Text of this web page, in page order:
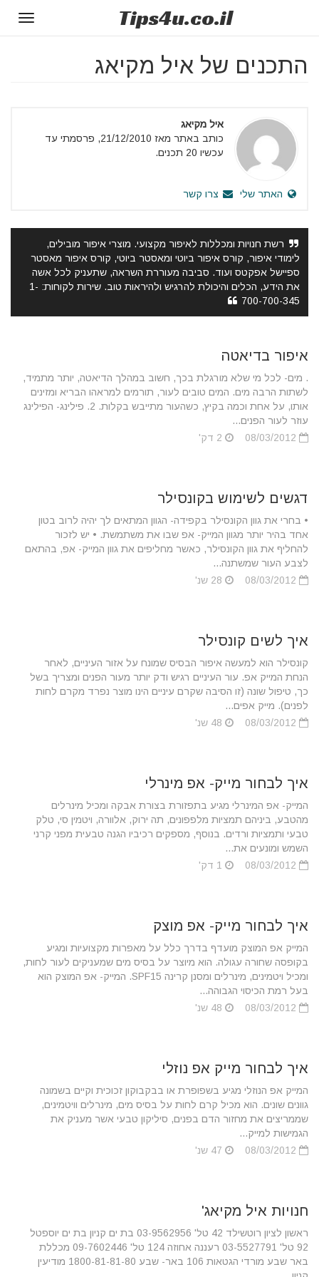
Tips4u.co.il
התכנים של איל מקיאג
איל מקיאג
כותב באתר מאז 21/12/2010, פרסמתי עד
עכשיו 20 תכנים.
האתר שלי צרו קשר
רשת חנויות ומכללות לאיפור מקצועי. מוצרי איפור מובילים,
לימודי איפור, קורס איפור ביוטי ומאסטר ביוטי, קורס איפור מאסטר
ספיישל אפקטס ועוד. סביבה מעוררת השראה, שתעניק לכל אשה
את הידע, הכלים והיכולת להרגיש ולהיראות טוב. שירות לקוחות: 1-
700-700-345
איפור בדיאטה
. מים- לכל מי שלא מורגלת בכך, חשוב במהלך הדיאטה, יותר מתמיד,
לשתות הרבה מים. המים טובים לעור, תורמים למראהו הבריא ומזינים
אותו, על אחת וכמה בקיץ, כשהעור מתייבש בקלות. 2. פילינג- הפילינג
עוזר לעור הפנים...
דגשים לשימוש בקונסילר
• בחרי את גוון הקונסילר בקפידה- הגוון המתאים לך יהיה לרוב בטון
אחד בהיר יותר מגוון המייק- אפ שבו את משתמשת. • יש לזכור
להחליף את גוון הקונסילר, כאשר מחליפים את גוון המייק- אפ, בהתאם
לצבע העור שמשתנה...
איך לשים קונסילר
קונסילר הוא למעשה איפור הבסיס שמונח על אזור העיניים, לאחר
הנחת המייק אפ. עור העיניים רגיש ודק יותר מעור הפנים ומצריך בשל
כך, טיפול שונה (זו הסיבה שקרם עיניים הינו מוצר נפרד מקרם לחות
לפנים). מייק אפים...
איך לבחור מייק- אפ מינרלי
המייק- אפ המינרלי מגיע בתפזורת בצורת אבקה ומכיל מינרלים
מהטבע, ביניהם תמציות מלפפונים, תה ירוק, אלוורה, ויטמין סי, טלק
טבעי ותמציות ורדים. בנוסף, מספקים רכיביו הגנה טבעית מפני קרני
השמש ומונעים את...
איך לבחור מייק- אפ מוצק
המייק אפ המוצק מועדף בדרך כלל על מאפרות מקצועיות ומגיע
בקופסה שחורה עגולה. הוא מיוצר על בסיס מים שמעניקים לעור לחות,
ומכיל ויטמינים, מינרלים ומסנן קרינה SPF15. המייק- אפ המוצק הוא
בעל רמת הכיסוי הגבוהה...
איך לבחור מייק אפ נוזלי
המייק אפ הנוזלי מגיע בשפופרת או בבקבוקון זכוכית וקיים בשמונה
גוונים שונים. הוא מכיל קרם לחות על בסיס מים, מינרלים וויטמינים,
שממריצים את מחזור הדם בפנים, סיליקון טבעי אשר מעניק את
הגמישות למייק...
חנויות איל מקיאג'
ראשון לציון רוטשילד 42 טל' 03-9562956 בת ים קניון בת ים יוספטל
92 טל' 03-5527791 רעננה אחוזה 124 טל' 09-7602446 מכללת
באר שבע מורדי הגטאות 106 באר- שבע 1800-81-81-80 מודיעין